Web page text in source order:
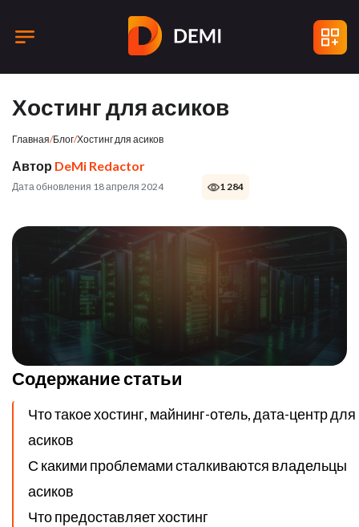
Хостинг для асиков
Главная/Блог/Хостинг для асиков
Автор DeMi Redactor
Дата обновления 18 апреля 2024 1 284
Содержание статьи
Что такое хостинг, майнинг-отель, дата-центр для
асиков
С какими проблемами сталкиваются владельцы
асиков
Что предоставляет хостинг